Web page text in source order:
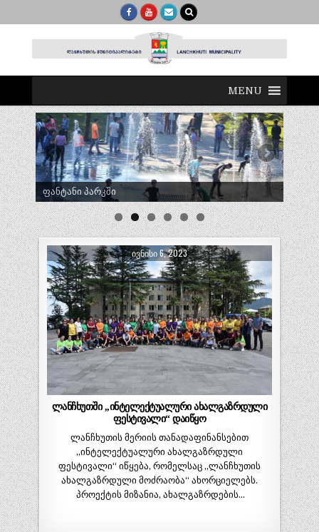
MENU
ტრადიციული ლელობურთი შუხუთში
ᲘᲕᲜᲘᲡᲘ 6, 2023
ლანჩხუთში ,,ინტელექტუალური ახალგაზრდული
ფესტივალი“ დაიწყო
ლანჩხუთის მერიის თანადაფინანსებით
,,ინტელექტუალური ახალგაზრდული
ფესტივალი“ იწყება, რომელსაც ,,ლანჩხუთის
ახალგაზრდული მოძრაობა“ ახორციელებს.
პროექტის მიზანია, ახალგაზრდების…